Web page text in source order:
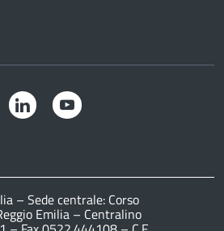
Instagram LinkedIn
– Sede centrale: Corso
Emilia – Centralino